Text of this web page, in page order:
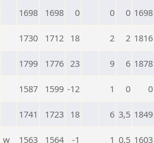
1698 1698 0 0 0 1698
1730 1712 18 2 2 1816
1799 1776 23 9 6 1878
1587 1599 -12 1 0 0
1741 1723 18 6 3,5 1849
w 1563 1564 -1 1 0,5 1603